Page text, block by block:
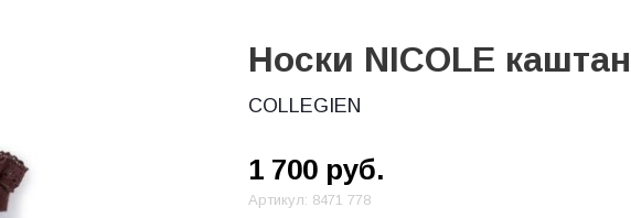
Носки NICOLE каштан
COLLEGIEN
1 700 руб.
Артикул: 8471 778